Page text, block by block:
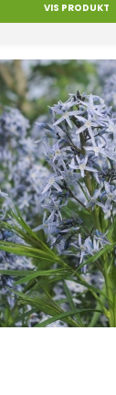
VIS PRODUKT